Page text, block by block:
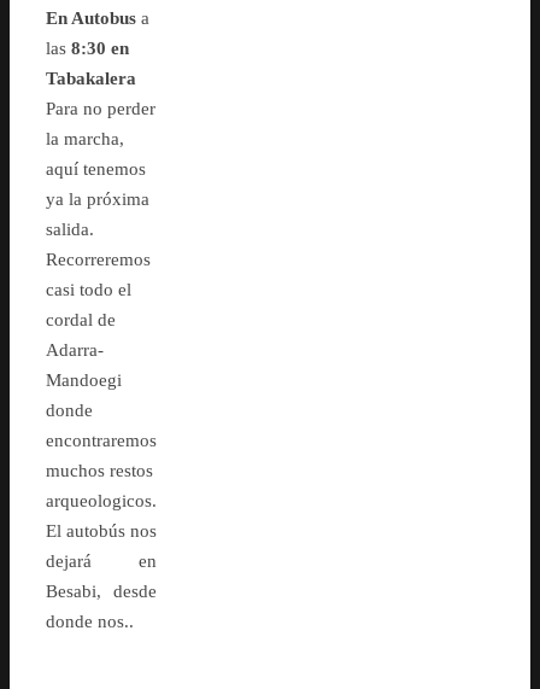
En Autobus a
las 8:30 en
Tabakalera
Para no perder
la marcha,
aquí tenemos
ya la próxima
salida.
Recorreremos
casi todo el
cordal de
Adarra-
Mandoegi
donde
encontraremos
muchos restos
arqueologicos.
El autobús nos
dejará en
Besabi, desde
donde nos..